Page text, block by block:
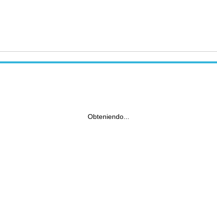
Obteniendo...